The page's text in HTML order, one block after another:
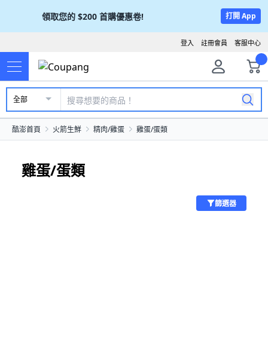
領取您的 $200 首購優惠卷! 打開 App
客服中心
註冊會員
登入
全部
酷澎首頁 火箭生鮮 精肉/雞蛋 雞蛋/蛋類
雞蛋/蛋類
篩選器